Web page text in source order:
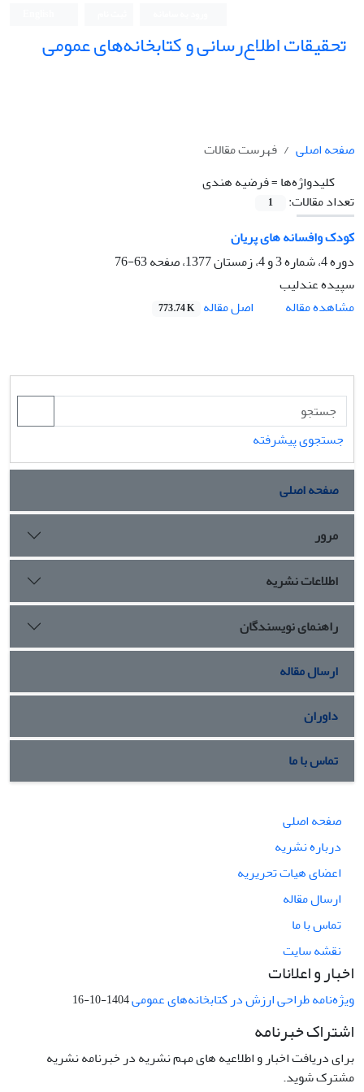
تحقیقات اطلاع‌رسانی و کتابخانه‌های عمومی
صفحه اصلی
فهرست مقالات
کلیدواژه‌ها =فرضیه هندی
تعداد مقالات:
1
کودک وافسانه های پریان
دوره 4، شماره 3 و 4، زمستان 1377، صفحه
63-76
سپیده عندلیب
مشاهده مقاله
اصل مقاله 773.74 K
جستجوی پیشرفته
صفحه اصلی
مرور
اطلاعات نشریه
راهنمای نویسندگان
ارسال مقاله
داوران
تماس با ما
صفحه اصلی
درباره نشریه
اعضای هیات تحریریه
ارسال مقاله
تماس با ما
نقشه سایت
اخبار و اعلانات
ویژه‌نامه طراحی ارزش در کتابخانه‌های عمومی1404-10-16
اشتراک خبرنامه
برای دریافت اخبار و اطلاعیه های مهم نشریه در خبرنامه نشریه
مشترک شوید.